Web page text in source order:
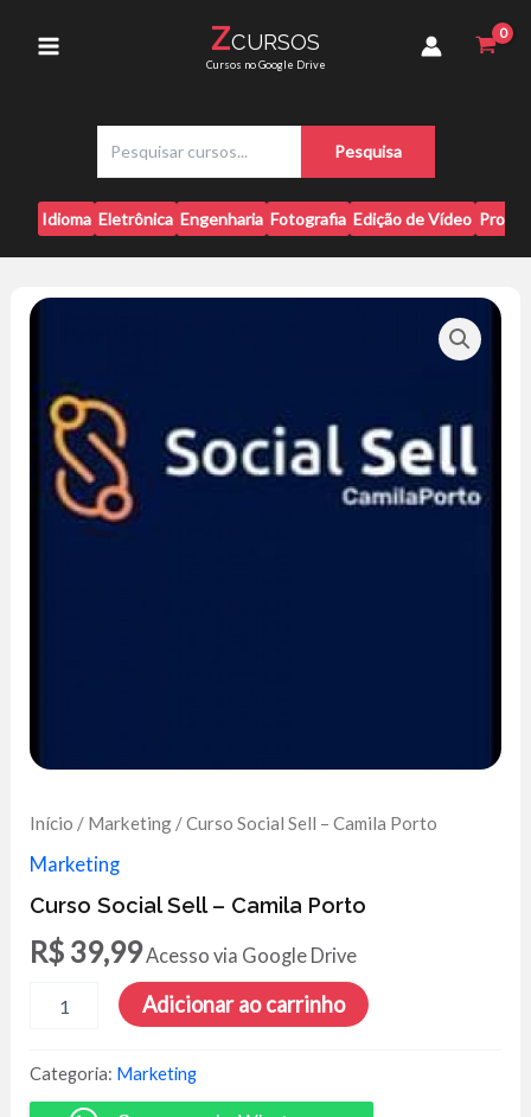
Menu
ZCURSOS
Cursos no Google Drive
s
q
u
i
a
Pesquisa
Idioma Eletrônica Engenharia Fotografia Edição de Vídeo
Início / Marketing / Curso Social Sell – Camila Porto
Marketing
Curso Social Sell – Camila Porto
R$ 39,99Acesso via Google Drive
Social
-
Camila
Porto
Adicionar ao carrinho
Categoria: Marketing
Camila